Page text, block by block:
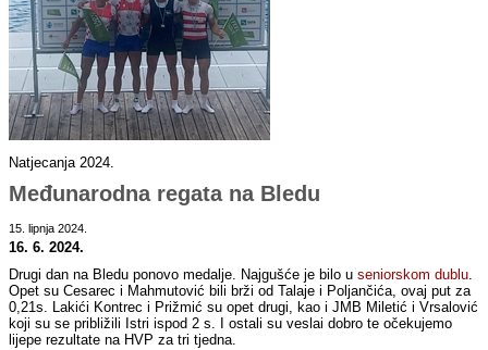
Natjecanja 2024.
Međunarodna regata na Bledu
15. lipnja 2024.
16. 6. 2024.
Drugi dan na Bledu ponovo medalje. Najgušće je bilo useniorskom dublu.
Opet su Cesarec i Mahmutović bili brži od Talaje i Poljančića, ovaj put za
0,21s. Lakići Kontrec i Prižmić su opet drugi, kao i JMB Miletić i Vrsalović
koji su se približili Istri ispod 2 s. I ostali su veslai dobro te očekujemo
lijepe rezultate na HVP za tri tjedna.